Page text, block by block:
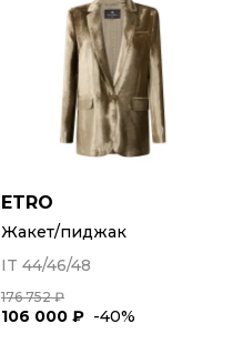
ETRO
Жакет/пиджак
IT 44/46/48
176 752 ₽
106 000 ₽ -40%